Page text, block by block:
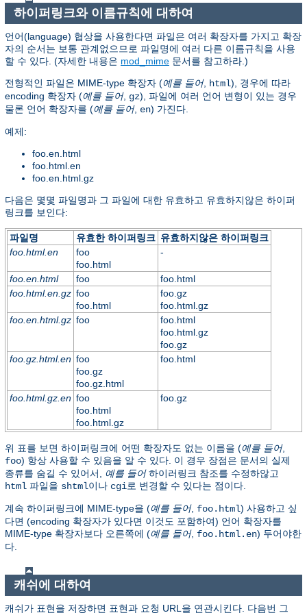
하이퍼링크와 이름규칙에 대하여
언어(language) 협상을 사용한다면 파일은 여러 확장자를 가지고 확장
자의 순서는 보통 관계없으므로 파일명에 여러 다른 이름규칙을 사용
할 수 있다. (자세한 내용은 mod_mime 문서를 참고하라.)
전형적인 파일은 MIME-type 확장자 (예를 들어, html), 경우에 따라
encoding 확장자 (예를 들어, gz), 파일에 여러 언어 변형이 있는 경우
물론 언어 확장자를 (예를 들어, en) 가진다.
예제:
foo.en.html
foo.html.en
foo.en.html.gz
다음은 몇몇 파일명과 그 파일에 대한 유효하고 유효하지않은 하이퍼
링크를 보인다:
파일명 유효한 하이퍼링크 유효하지않은 하이퍼링크
foo.html.en
foo
foo.html
-
foo.en.html foo
foo.html
foo.html.en.gz foo
foo.html
foo.gz
foo.html.gz
foo.en.html.gz foo
foo.html
foo.html.gz
foo.gz
foo.gz.html.en foo
foo.gz
foo.gz.html
foo.html
foo.html.gz.en foo
foo.html
foo.html.gz
foo.gz
위 표를 보면 하이퍼링크에 어떤 확장자도 없는 이름을 (예를 들어,
foo) 항상 사용할 수 있음을 알 수 있다. 이 경우 장점은 문서의 실제
종류를 숨길 수 있어서, 예를 들어하이러링크 참조를 수정하않고
html 파일을 shtml이나 cgi로 변경할 수 있다는 점이다.
계속 하이퍼링크에 MIME-type을 (예를 들어, foo.html) 사용하고 싶
다면 (encoding 확장자가 있다면 이것도 포함하여) 언어 확장자를
MIME-type 확장자보다 오른쪽에 (예를 들어, foo.html.en) 두어야한
다.
캐쉬에 대하여
캐쉬가 표현을 저장하면 표현과 요청 URL을 연관시킨다. 다음번 그